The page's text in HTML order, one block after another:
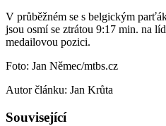
V průběžném se s belgickým
jsou osmí se ztrátou 9:17 min. na
medailovou pozici.
Foto: Jan Němec/mtbs.cz
Autor článku: Jan Krůta
Související